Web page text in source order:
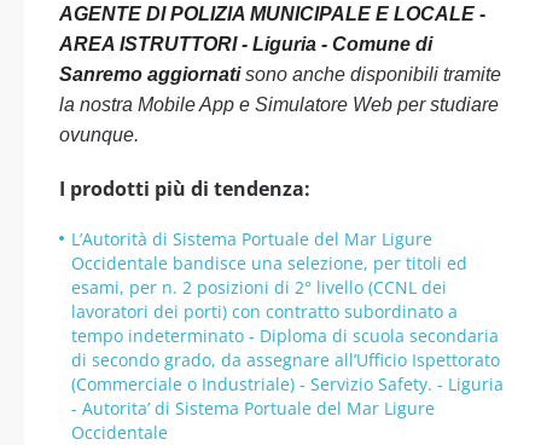
AGENTE DI POLIZIA MUNICIPALE E LOCALE -
AREA ISTRUTTORI - Liguria - Comune di
Sanremo aggiornatisono anche disponibili tramite
la nostra Mobile App e Simulatore Web per studiare
ovunque.
I prodotti più di tendenza:
L’Autorità di Sistema Portuale del Mar Ligure
Occidentale bandisce una selezione, per titoli ed
esami, per n. 2 posizioni di 2° livello (CCNL dei
lavoratori dei porti) con contratto subordinato a
tempo indeterminato - Diploma di scuola secondaria
di secondo grado, da assegnare all’Ufficio Ispettorato
(Commerciale o Industriale) - Servizio Safety. - Liguria
- Autorita’ di Sistema Portuale del Mar Ligure
Occidentale